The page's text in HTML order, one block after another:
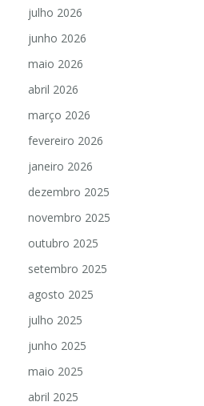
julho 2026
junho 2026
maio 2026
abril 2026
março 2026
fevereiro 2026
janeiro 2026
dezembro 2025
novembro 2025
outubro 2025
setembro 2025
agosto 2025
julho 2025
junho 2025
maio 2025
abril 2025